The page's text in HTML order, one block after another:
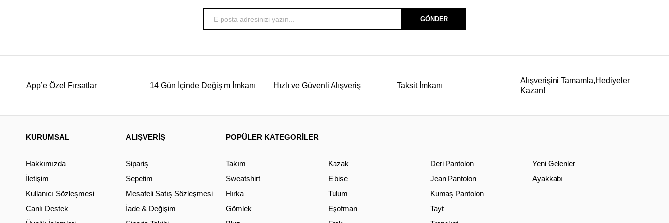
GÖNDER
App’e Özel Fırsatlar 14 Gün İçinde Değişim İmkanı Hızlı ve Güvenli Alışveriş Taksit İmkanı
Alışverişini Tamamla,Hediyeler
Kazan!
KURUMSAL
Hakkımızda
İletişim
Kullanıcı Sözleşmesi
Canlı Destek
ALIŞVERİŞ
Sipariş
Sepetim
Mesafeli Satış Sözleşmesi
İade & Değişim
POPÜLER KATEGORİLER
Takım
Sweatshirt
Hırka
Gömlek
Kazak
Elbise
Tulum
Eşofman
Deri Pantolon
Jean Pantolon
Kumaş Pantolon
Tayt
Yeni Gelenler
Ayakkabı